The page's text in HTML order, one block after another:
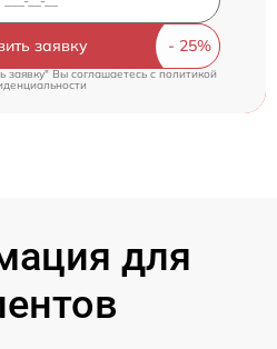
заявку
заявку" Вы соглашаетесь c политикой
для